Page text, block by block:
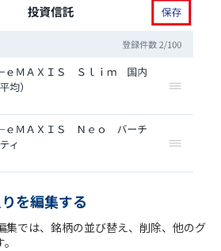
を編集する
集では、銘柄の並び替え、削除、他のグ